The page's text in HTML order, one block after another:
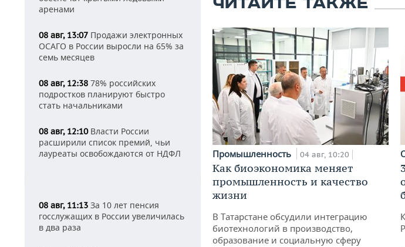
аренами
08 авг, 13:07 Продажи электронных
ОСАГО в России выросли на 65% за
семь месяцев
08 авг, 12:38 78% российских
подростков планируют быстро
стать начальниками
08 авг, 12:10Власти России
расширили список премий, чьи
лауреаты освобождаются от НДФЛ
08 авг, 11:13 За 10 лет пенсия
госслужащих в России увеличилась
в два раза
Промышленность 04 авг, 10:20
Как биоэкономика меняет
промышленность и качество
жизни
В Татарстане обсудили интеграцию
биотехнологий в производство,
образование и социальную сферу